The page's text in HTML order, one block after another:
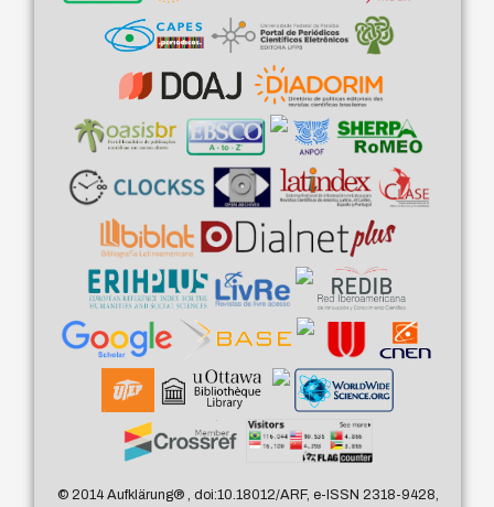
© 2014 Aufklärung®, doi:10.18012/ARF, e-ISSN 2318-9428,